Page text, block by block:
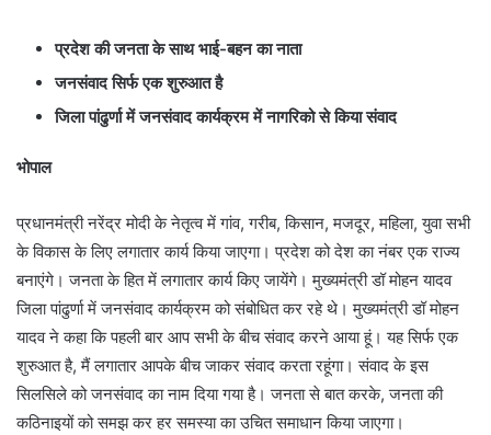
प्रदेश की जनता के साथ भाई-बहन का नाता
जनसंवाद सिर्फ एक शुरुआत है
जिला पांढुर्णा में जनसंवाद कार्यक्रम में नागरिको से किया संवाद
भोपाल
प्रधानमंत्री नरेंद्र मोदी के नेतृत्व में गांव, गरीब, किसान, मजदूर, महिला, युवा सभी
के विकास के लिए लगातार कार्य किया जाएगा। प्रदेश को देश का नंबर एक राज्य
बनाएंगे। जनता के हित में लगातार कार्य किए जायेंगे। मुख्यमंत्री डॉ मोहन यादव
जिला पांढुर्णा में जनसंवाद कार्यक्रम को संबोधित कर रहे थे। मुख्यमंत्री डॉ मोहन
यादव ने कहा कि पहली बार आप सभी के बीच संवाद करने आया हूं। यह सिर्फ एक
शुरुआत है, मैं लगातार आपके बीच जाकर संवाद करता रहूंगा। संवाद के इस
सिलसिले को जनसंवाद का नाम दिया गया है। जनता से बात करके, जनता की
कठिनाइयों को समझ कर हर समस्या का उचित समाधान किया जाएगा।